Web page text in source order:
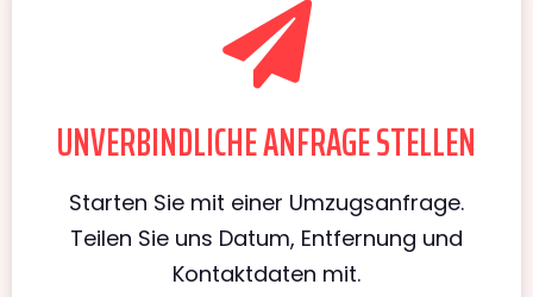
UNVERBINDLICHE ANFRAGE STELLEN
Starten Sie mit einer Umzugsanfrage.
Teilen Sie uns Datum, Entfernung und
Kontaktdaten mit.